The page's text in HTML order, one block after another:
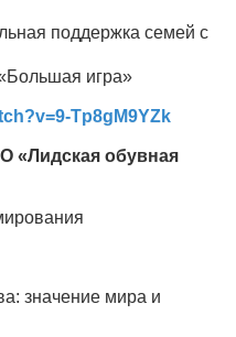
поддержка семей с
игра»
Tp8gM9YZk
«Лидская обувная
значение мира и